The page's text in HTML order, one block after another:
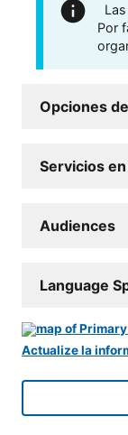
Por
Opciones
Servicios
Audiences
Language
Actualize la